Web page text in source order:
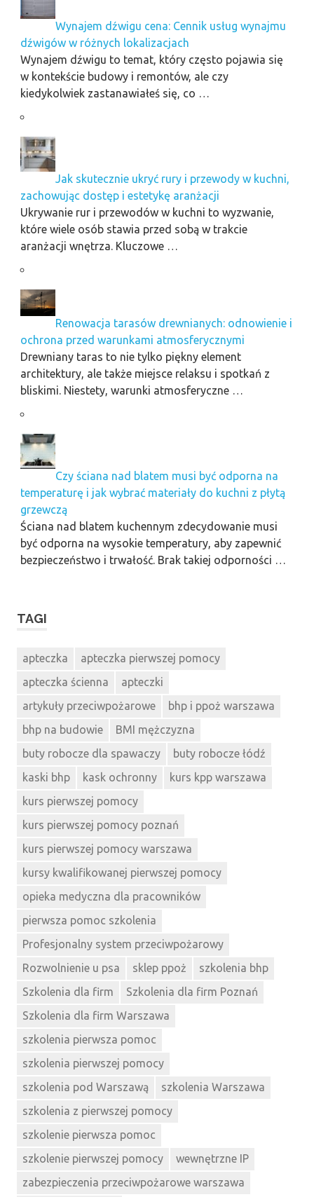
Wynajem dźwigu cena: Cennik usług wynajmu
dźwigów w różnych lokalizacjach
Wynajem dźwigu to temat, który często pojawia się
w kontekście budowy i remontów, ale czy
kiedykolwiek zastanawiałeś się, co …
Jak skutecznie ukryć rury i przewody w kuchni,
zachowując dostęp i estetykę aranżacji
Ukrywanie rur i przewodów w kuchni to wyzwanie,
które wiele osób stawia przed sobą w trakcie
aranżacji wnętrza. Kluczowe …
Renowacja tarasów drewnianych: odnowienie i
ochrona przed warunkami atmosferycznymi
Drewniany taras to nie tylko piękny element
architektury, ale także miejsce relaksu i spotkań z
bliskimi. Niestety, warunki atmosferyczne …
Czy ściana nad blatem musi być odporna na
temperaturę i jak wybrać materiały do kuchni z płytą
grzewczą
Ściana nad blatem kuchennym zdecydowanie musi
być odporna na wysokie temperatury, aby zapewnić
bezpieczeństwo i trwałość. Brak takiej odporności …
TAGI
apteczka
apteczka pierwszej pomocy
apteczka ścienna
apteczki
artykuły przeciwpożarowe
bhp i ppoż warszawa
bhp na budowie
BMI mężczyzna
buty robocze dla spawaczy
buty robocze łódź
kaski bhp
kask ochronny
kurs kpp warszawa
kurs pierwszej pomocy
kurs pierwszej pomocy poznań
kurs pierwszej pomocy warszawa
kursy kwalifikowanej pierwszej pomocy
opieka medyczna dla pracowników
pierwsza pomoc szkolenia
Profesjonalny system przeciwpożarowy
Rozwolnienie u psa
sklep ppoż
szkolenia bhp
Szkolenia dla firm
Szkolenia dla firm Poznań
Szkolenia dla firm Warszawa
szkolenia pierwsza pomoc
szkolenia pierwszej pomocy
szkolenia pod Warszawą
szkolenia Warszawa
szkolenia z pierwszej pomocy
szkolenie pierwsza pomoc
szkolenie pierwszej pomocy
wewnętrzne IP
zabezpieczenia przeciwpożarowe warszawa